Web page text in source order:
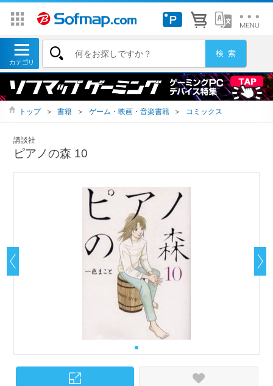
トップ ＞ 書籍 ＞ ゲーム・映画・音楽書籍 ＞ コミックス
講談社
ピアノの森 10